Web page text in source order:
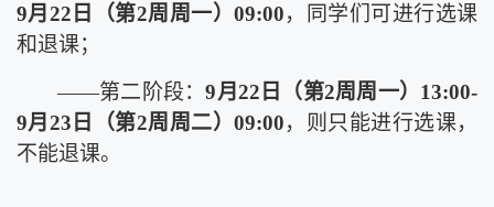
9月 22 日（第2周周一） 09:00，同学们可进行选课
和退课；
——第二阶段：9月 22 日（第2周周 一） 13:00-
9月 23 日（第2周周 二） 09:00，
则只能进行选课，
不能退课。